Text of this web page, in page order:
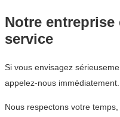
Notre entreprise
service
Si vous envisagez
appelez-nous immédiatement.
Nous respectons votre